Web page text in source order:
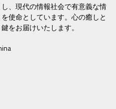
、現代の情報社会で有意義な情
使命としています。心の癒しと
をお届けいたします。